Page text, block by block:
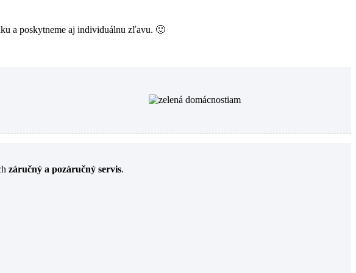
a poskytneme aj individuálnu zľavu. 🙂
záručný a pozáručný servis.